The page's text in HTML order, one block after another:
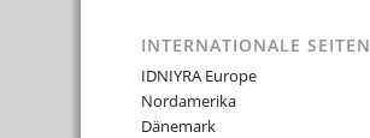
INTERNATIONALE SEITEN
IDNIYRA Europe
Nordamerika
Dänemark